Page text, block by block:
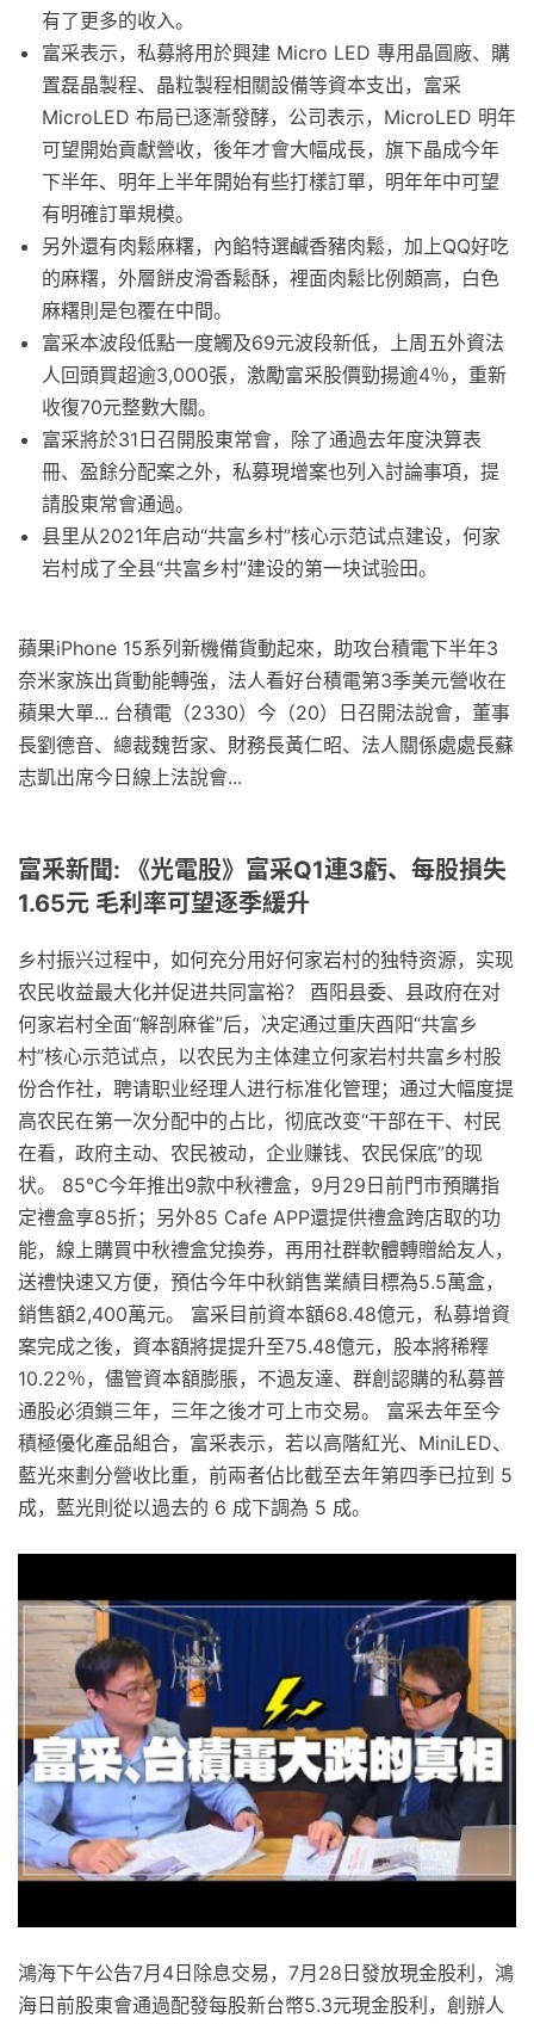
有了更多的收入。
富采表示，私募將用於興建 Micro LED 專用晶圓廠、購
置磊晶製程、晶粒製程相關設備等資本支出，富采
MicroLED 布局已逐漸發酵，公司表示，MicroLED 明年
可望開始貢獻營收，後年才會大幅成長，旗下晶成今年
下半年、明年上半年開始有些打樣訂單，明年年中可望
有明確訂單規模。
另外還有肉鬆麻糬，內餡特選鹹香豬肉鬆，加上QQ好吃
的麻糬，外層餅皮滑香鬆酥，裡面肉鬆比例頗高，白色
麻糬則是包覆在中間。
富采本波段低點一度觸及69元波段新低，上周五外資法
人回頭買超逾3,000張，激勵富采股價勁揚逾4％，重新
收復70元整數大關。
富采將於31日召開股東常會，除了通過去年度決算表
冊、盈餘分配案之外，私募現增案也列入討論事項，提
請股東常會通過。
县里从2021年启动“共富乡村”核心示范试点建设，何家
岩村成了全县“共富乡村”建设的第一块试验田。
蘋果iPhone 15系列新機備貨動起來，助攻台積電下半年3
奈米家族出貨動能轉強，法人看好台積電第3季美元營收在
蘋果大單... 台積電（2330）今（20）日召開法說會，董事
長劉德音、總裁魏哲家、財務長黃仁昭、法人關係處處長蘇
志凱出席今日線上法說會...
富釆新聞: 《光電股》富采Q1連3虧、每股損失
1.65元 毛利率可望逐季緩升
乡村振兴过程中，如何充分用好何家岩村的独特资源，实现
农民收益最大化并促进共同富裕？ 酉阳县委、县政府在对
何家岩村全面“解剖麻雀”后，决定通过重庆酉阳“共富乡
村”核心示范试点，以农民为主体建立何家岩村共富乡村股
份合作社，聘请职业经理人进行标准化管理；通过大幅度提
高农民在第一次分配中的占比，彻底改变“干部在干、村民
在看，政府主动、农民被动，企业赚钱、农民保底”的现
状。 85℃今年推出9款中秋禮盒，9月29日前門市預購指
定禮盒享85折；另外85 Cafe APP還提供禮盒跨店取的功
能，線上購買中秋禮盒兌換券，再用社群軟體轉贈給友人，
送禮快速又方便，預估今年中秋銷售業績目標為5.5萬盒，
銷售額2,400萬元。 富采目前資本額68.48億元，私募增資
案完成之後，資本額將提提升至75.48億元，股本將稀釋
10.22％，儘管資本額膨脹，不過友達、群創認購的私募普
通股必須鎖三年，三年之後才可上市交易。 富采去年至今
積極優化產品組合，富采表示，若以高階紅光、MiniLED、
藍光來劃分營收比重，前兩者佔比截至去年第四季已拉到 5
成，藍光則從以過去的 6 成下調為 5 成。
鴻海下午公告7月4日除息交易，7月28日發放現金股利，鴻
海日前股東會通過配發每股新台幣5.3元現金股利，創辦人